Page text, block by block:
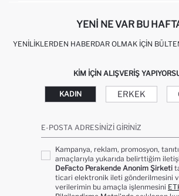
YENI NE VAR BU
YENILIKLERDEN HABERDAR OLMAK İÇIN
KIM IÇIN ALIŞVERIŞ
KADIN ERKEK
E-POSTA ADRESINIZI GIRINIZ
Kampanya, reklam, promosyon,
amaçlarıyla yukarıda belirttiğim
DeFacto Perakende Anonim Şirketi
ticari elektronik ileti gönderilmesini
verilerimin bu amaçla işlenmesini